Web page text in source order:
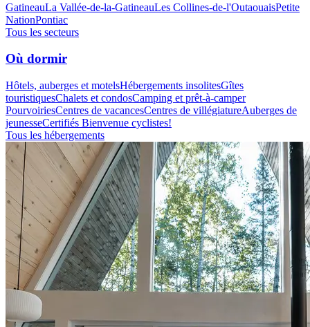
GatineauLa Vallée-de-la-GatineauLes Collines-de-l'OutaouaisPetite
NationPontiac
Tous les secteurs
Où dormir
Hôtels, auberges et motelsHébergements insolitesGîtes
touristiquesChalets et condosCamping et prêt-à-camper
PourvoiriesCentres de vacancesCentres de villégiatureAuberges de
jeunesseCertifiés Bienvenue cyclistes!
Tous les hébergements